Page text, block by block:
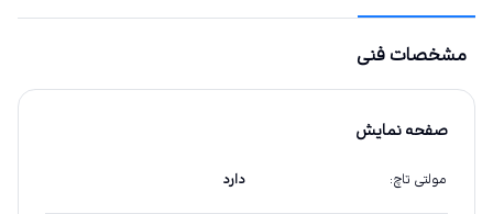
مشخصات فنی
صفحه نمایش
مولتی تاچ: دارد